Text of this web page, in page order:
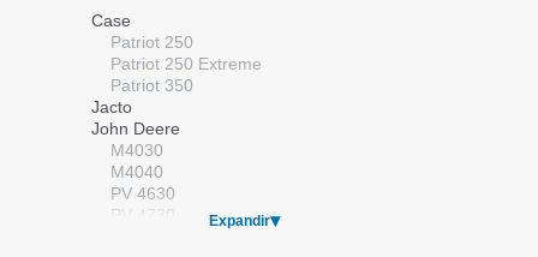
Válvulas Elétricas
Válvulas Manuais
Case
Patriot 250
Patriot 250 Extreme
Patriot 350
Jacto
John Deere
M4030
M4040
PV 4630
PV 4730
Expandir